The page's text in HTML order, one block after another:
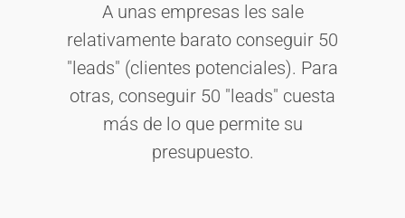
A unas empresas les sale
relativamente barato conseguir 50
"leads" (clientes potenciales). Para
otras, conseguir 50 "leads" cuesta
más de lo que permite su
presupuesto.